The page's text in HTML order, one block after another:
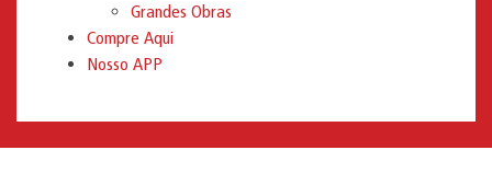
Grandes Obras
Compre Aqui
Nosso APP